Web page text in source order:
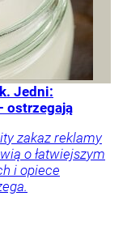
Jedni:
ostrzegają
zakaz reklamy
o łatwiejszym
i opiece